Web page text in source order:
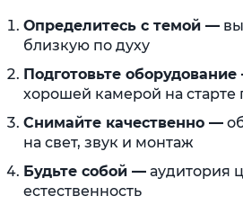
Определитесь с темой —
близкую по духу
Подготовьте
хорошей камерой на старте
Снимайте качественно —
на свет, звук и монтаж
Будьте собой — аудитория
естественность